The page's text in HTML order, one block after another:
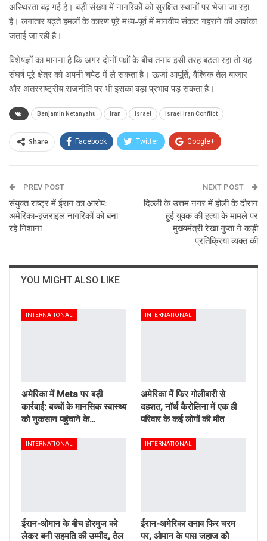
अस्थिरता बढ़ गई है। बड़ी संख्या में नागरिकों को सुरक्षित स्थानों पर भेजा जा रहा
है। लगातार बढ़ते हमलों के कारण पूरे मध्य-पूर्व में मानवीय संकट गहराने की आशंका
जताई जा रही है।
विशेषज्ञों का मानना है कि अगर दोनों पक्षों के बीच तनाव इसी तरह बढ़ता रहा तो यह
संघर्ष पूरे क्षेत्र को अपनी चपेट में ले सकता है। ऊर्जा आपूर्ति, वैश्विक तेल बाजार
और अंतरराष्ट्रीय राजनीति पर भी इसका बड़ा प्रभाव पड़ सकता है।
Benjamin Netanyahu Iran Israel Israel Iran Conflict
Share Facebook Twitter Google+
Email
PREV POST
संयुक्त राष्ट्र में ईरान का आरोप:
अमेरिका-इजराइल नागरिकों को बना
रहे निशाना
NEXT POST
दिल्ली के उत्तम नगर में होली के दौरान
हुई युवक की हत्या के मामले पर
मुख्यमंत्री रेखा गुप्ता ने कड़ी
प्रतिक्रिया व्यक्त की
YOU MIGHT ALSO LIKE
INTERNATIONAL
अमेरिका में Meta पर बड़ी
कार्रवाई: बच्चों के मानसिक स्वास्थ्य
को नुकसान पहुंचाने के…
INTERNATIONAL
अमेरिका में फिर गोलीबारी से
दहशत, नॉर्थ कैरोलिना में एक ही
परिवार के कई लोगों की मौत
INTERNATIONAL
ईरान-ओमान के बीच होरमुज को
लेकर बनी सहमति की उम्मीद, तेल
INTERNATIONAL
ईरान-अमेरिका तनाव फिर चरम
पर, ओमान के पास जहाज को